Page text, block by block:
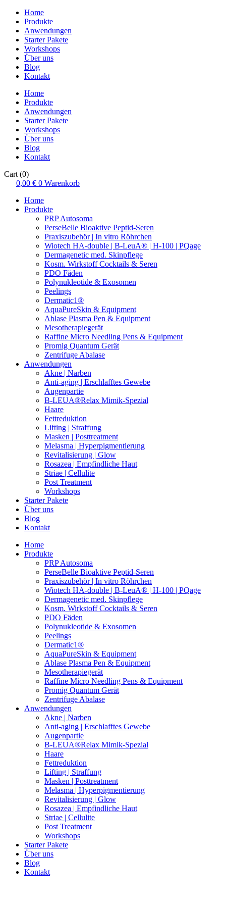
Home
Produkte
Anwendungen
Starter Pakete
Workshops
Über uns
Blog
Kontakt
Home
Produkte
Anwendungen
Starter Pakete
Workshops
Über uns
Blog
Kontakt
Cart (0)
0,00 € 0 Warenkorb
Home
Produkte
PRP Autosoma
PerseBelle Bioaktive Peptid-Seren
Praxiszubehör | In vitro Röhrchen
Wiotech HA-double | B-LeuA® | H-100 | PQage
Dermagenetic med. Skinpflege
Kosm. Wirkstoff Cocktails & Seren
PDO Fäden
Polynukleotide & Exosomen
Peelings
Dermatic1®
AquaPureSkin & Equipment
Ablase Plasma Pen & Equipment
Mesotherapiegerät
Raffine Micro Needling Pens & Equipment
Promig Quantum Gerät
Zentrifuge Abalase
Anwendungen
Akne | Narben
Anti-aging | Erschlafftes Gewebe
Augenpartie
B-LEUA®Relax Mimik-Spezial
Haare
Fettreduktion
Lifting | Straffung
Masken | Posttreatment
Melasma | Hyperpigmentierung
Revitalisierung | Glow
Rosazea | Empfindliche Haut
Striae | Cellulite
Post Treatment
Workshops
Starter Pakete
Über uns
Blog
Kontakt
Home
Produkte
PRP Autosoma
PerseBelle Bioaktive Peptid-Seren
Praxiszubehör | In vitro Röhrchen
Wiotech HA-double | B-LeuA® | H-100 | PQage
Dermagenetic med. Skinpflege
Kosm. Wirkstoff Cocktails & Seren
PDO Fäden
Polynukleotide & Exosomen
Peelings
Dermatic1®
AquaPureSkin & Equipment
Ablase Plasma Pen & Equipment
Mesotherapiegerät
Raffine Micro Needling Pens & Equipment
Promig Quantum Gerät
Zentrifuge Abalase
Anwendungen
Akne | Narben
Anti-aging | Erschlafftes Gewebe
Augenpartie
B-LEUA®Relax Mimik-Spezial
Haare
Fettreduktion
Lifting | Straffung
Masken | Posttreatment
Melasma | Hyperpigmentierung
Revitalisierung | Glow
Rosazea | Empfindliche Haut
Striae | Cellulite
Post Treatment
Workshops
Starter Pakete
Über uns
Blog
Kontakt